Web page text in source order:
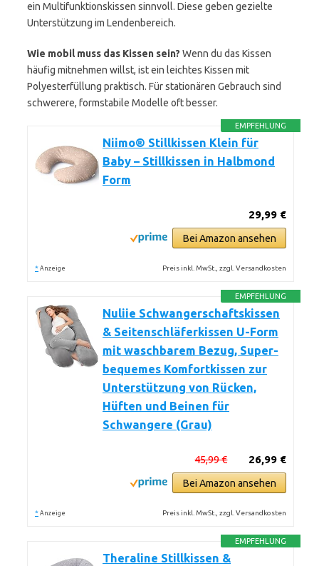
ein Multifunktionskissen sinnvoll. Diese geben gezielte
Unterstützung im Lendenbereich.
Wie mobil muss das Kissen sein? Wenn du das Kissen
häufig mitnehmen willst, ist ein leichtes Kissen mit
Polyesterfüllung praktisch. Für stationären Gebrauch sind
schwerere, formstabile Modelle oft besser.
EMPFEHLUNG
Niimo® Stillkissen Klein für
Baby – Stillkissen in Halbmond
Form
29,99 €
Bei Amazon ansehen
* Anzeige Preis inkl. MwSt., zzgl. Versandkosten
EMPFEHLUNG
Nuliie Schwangerschaftskissen
& Seitenschläferkissen U-Form
mit waschbarem Bezug, Super-
bequemes Komfortkissen zur
Unterstützung von Rücken,
Hüften und Beinen für
Schwangere (Grau)
26,99 €
45,99 €
Bei Amazon ansehen
* Anzeige Preis inkl. MwSt., zzgl. Versandkosten
EMPFEHLUNG
Theraline Stillkissen &